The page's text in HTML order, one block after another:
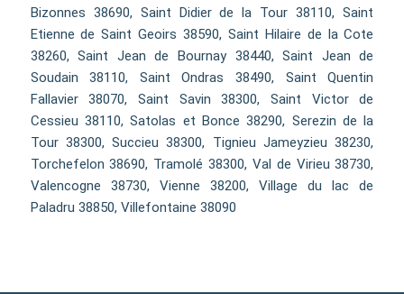
Bizonnes 38690, Saint Didier de la Tour 38110, Saint
Etienne de Saint Geoirs 38590, Saint Hilaire de la Cote
38260, Saint Jean de Bournay 38440, Saint Jean de
Soudain 38110, Saint Ondras 38490, Saint Quentin
Fallavier 38070, Saint Savin 38300, Saint Victor de
Cessieu 38110, Satolas et Bonce 38290, Serezin de la
Tour 38300, Succieu 38300, Tignieu Jameyzieu 38230,
Torchefelon 38690, Tramolé 38300, Val de Virieu 38730,
Valencogne 38730, Vienne 38200, Village du lac de
Paladru 38850, Villefontaine 38090